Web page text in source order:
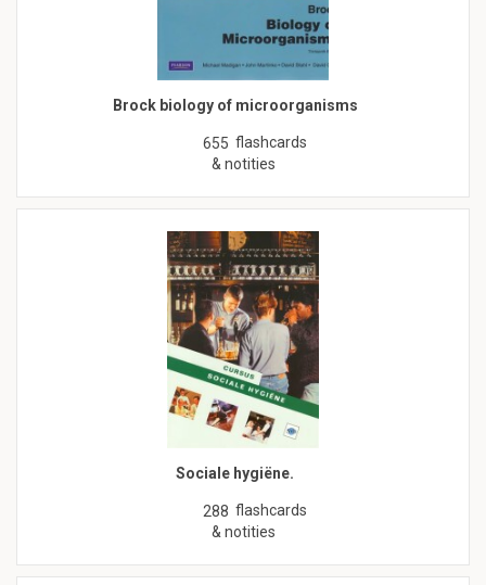
Brock biology of microorganisms
655 flashcards
& notities
Sociale hygiëne.
288 flashcards
& notities